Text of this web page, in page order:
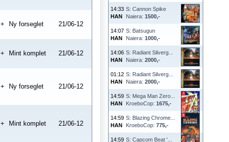
14:33
HAN
S: Cannon Spike
Naiera: 1500,-
14:07
HAN
S: Batsugun
Naiera: 1000,-
14:06
HAN
S: Radiant Silverg...
Naiera: 2000,-
01:12
HAN
S: Radiant Silverg...
Naiera: 2000,-
14:59
HAN
S: Mega Man Zero...
KroeboCop: 1675,-
14:59
HAN
S: Blazing Chrome...
KroeboCop: 775,-
14:59 S: Capcom Beat '...
+ Ny forseglet 21/06-12
+ Mint komplet 21/06-12
+ Ny forseglet 21/06-12
+ Mint komplet 21/06-12